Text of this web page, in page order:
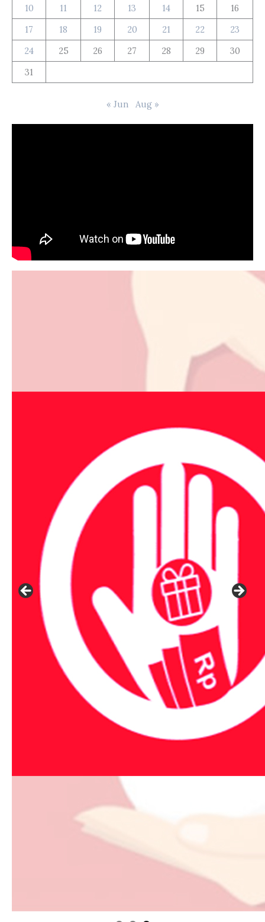
10 11 12 13 14 15
16
17
18 19 20 21 22
23
24
25 26 27 28 29
30
31
« Jun Aug »